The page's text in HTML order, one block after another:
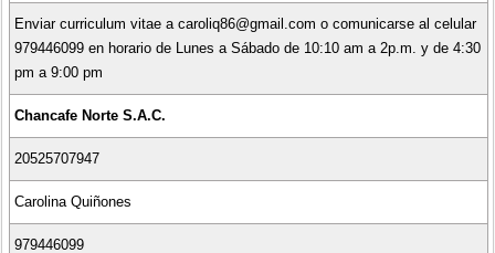
Enviar curriculum vitae a caroliq86@gmail.com o comunicarse al celular
979446099 en horario de Lunes a Sábado de 10:10 am a 2p.m. y de 4:30
pm a 9:00 pm
Chancafe Norte S.A.C.
20525707947
Carolina Quiñones
979446099